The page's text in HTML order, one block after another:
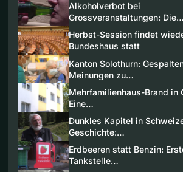
Alkoholverbot bei
Grossveranstaltungen: Die…
Herbst-Session findet
Bundeshaus statt
Kanton Solothurn:
Meinungen zu…
Mehrfamilienhaus-Brand in
Eine…
Dunkles Kapitel in
Geschichte:…
Erdbeeren statt Benzin:
Tankstelle…